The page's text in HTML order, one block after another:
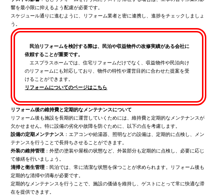
響を最小限に抑えるよう配慮が必要です。
スケジュール通りに進むように、リフォーム業者と密に連携し、進捗をチェックしましょ
う。
民泊リフォームを検討する際は、民泊や収益物件の改修実績がある会社に
依頼することが重要です。
エスプラスホームでは、住宅リフォームだけでなく、収益物件や民泊向け
のリフォームにも対応しており、物件の特性や運営目的に合わせた提案を受
けることができます。
リフォームについてのページはこちら
リフォーム後の維持費と定期的なメンテナンスについて
リフォーム後も施設を長期的に運営していくためには、維持費と定期的なメンテナンスが
欠かせません。特に設備の劣化や故障を防ぐために、以下の点を考慮します。
設備の定期メンテナンス ：エアコンや給湯器、照明などの設備は、定期的に点検し、メン
テナンスを行うことで長持ちさせることができます。
外装の維持管理 ：外壁の塗装や屋根の状態など、外装部分も定期的に点検し、必要に応じ
て修繕を行いましょう。
清掃と衛生管理 ：民泊では、常に清潔な状態を保つことが求められます。リフォーム後も
定期的な清掃や消毒が必要です。
定期的なメンテナンスを行うことで、施設の価値を維持し、ゲストにとって常に快適な滞
在を提供できます。